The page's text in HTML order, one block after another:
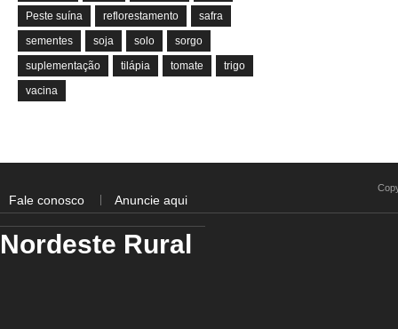
Peste suína
reflorestamento
safra
sementes
soja solo
sorgo
suplementação
tilápia tomate
trigo
vacina
Fale conosco Anuncie aqui
Nordeste Rural